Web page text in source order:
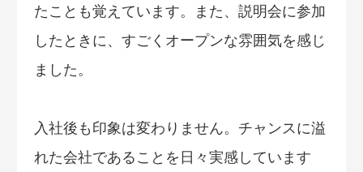
たことも覚えています。また、説明会に参加
したときに、すごくオープンな雰囲気を感じ
ました。
入社後も印象は変わりません。チャンスに溢
れた会社であることを日々実感しています